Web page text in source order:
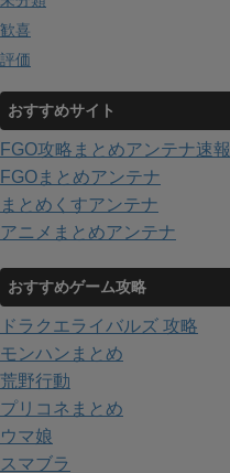
歓喜
評価
おすすめサイト
FGO攻略まとめアンテナ速報
FGOまとめアンテナ
まとめくすアンテナ
アニメまとめアンテナ
おすすめゲーム攻略
ドラクエライバルズ 攻略
モンハンまとめ
荒野行動
プリコネまとめ
ウマ娘
スマブラ